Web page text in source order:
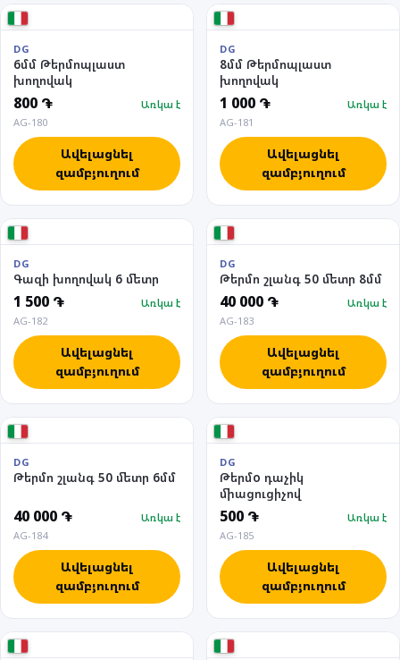
DG
6մմ Թերմոպլաստ
խողովակ
800 ֏
Առկա է
AG-180
Ավելացնել
զամբյուղում
DG
8մմ Թերմոպլաստ
խողովակ
1 000 ֏
Առկա է
AG-181
Ավելացնել
զամբյուղում
DG
Գազի խողովակ 6 մետր
1 500 ֏
Առկա է
AG-182
Ավելացնել
զամբյուղում
DG
Թերմո շլանգ 50 մետր 8մմ
40 000 ֏
Առկա է
AG-183
Ավելացնել
զամբյուղում
DG
Թերմո շլանգ 50 մետր 6մմ
40 000 ֏
Առկա է
AG-184
Ավելացնել
զամբյուղում
DG
Թերմo դաչիկ
միացուցիչով
500 ֏
Առկա է
AG-185
Ավելացնել
զամբյուղում